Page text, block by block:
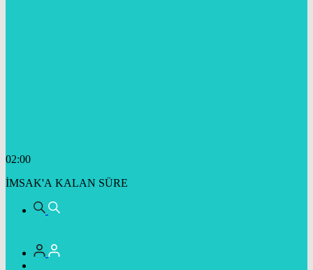
02:00
İMSAK'A KALAN SÜRE